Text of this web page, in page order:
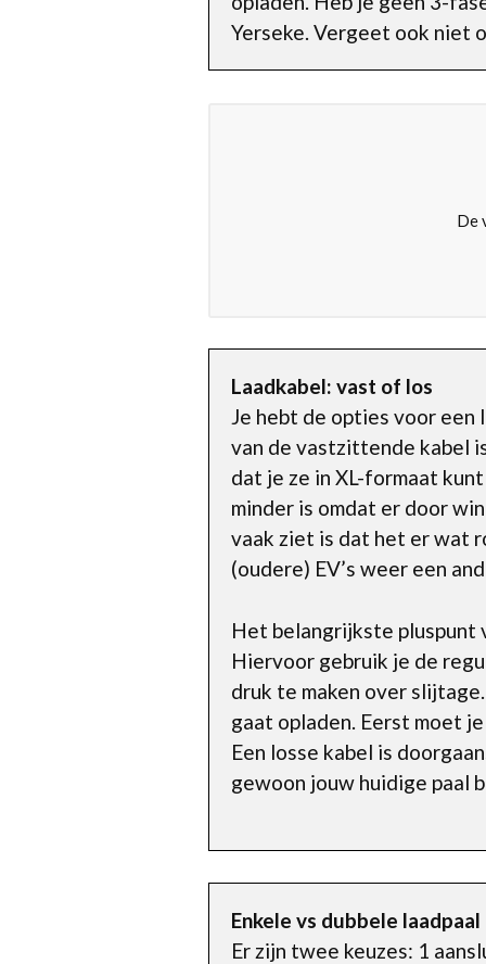
Yerseke. Vergeet ook niet
De
Laadkabel: vast of los
Je hebt de opties voor een
van de vastzittende kabel
dat je ze in XL-formaat
minder is omdat er door
vaak ziet is dat het er wat
(oudere) EV’s weer een
Het belangrijkste pluspunt
Hiervoor gebruik je de
druk te maken over
gaat opladen. Eerst moet
Een losse kabel is
gewoon jouw huidige paal
Enkele vs dubbele laadpaal
Er zijn twee keuzes: 1